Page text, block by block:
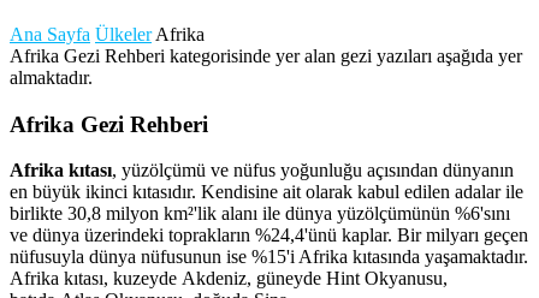
Ana Sayfa Ülkeler Afrika
Afrika Gezi Rehberi kategorisinde yer alan gezi yazıları aşağıda yer
almaktadır.
Afrika Gezi Rehberi
Afrika kıtası, yüzölçümü ve nüfus yoğunluğu açısından dünyanın
en büyük ikinci kıtasıdır. Kendisine ait olarak kabul edilen adalar ile
birlikte 30,8 milyon km²'lik alanı ile dünya yüzölçümünün %6'sını
ve dünya üzerindeki toprakların %24,4'ünü kaplar. Bir milyarı geçen
nüfusuyla dünya nüfusunun ise %15'i Afrika kıtasında yaşamaktadır.
Afrika kıtası, kuzeyde Akdeniz, güneyde Hint Okyanusu,